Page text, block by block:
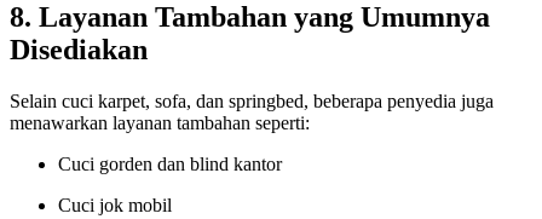
8. Layanan Tambahan yang Umumnya
Disediakan
Selain cuci karpet, sofa, dan springbed, beberapa penyedia juga
menawarkan layanan tambahan seperti:
Cuci gorden dan blind kantor
Cuci jok mobil